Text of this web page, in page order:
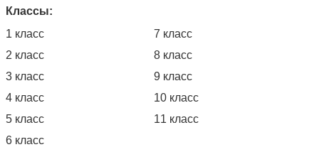
Классы:
1 класс
2 класс
3 класс
4 класс
5 класс
6 класс
7 класс
8 класс
9 класс
10 класс
11 класс